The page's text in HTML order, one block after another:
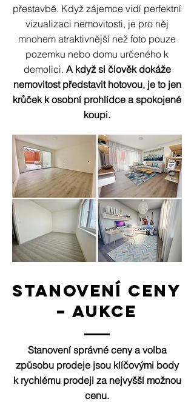
přestavbě. Když zájemce vidí perfektní
vizualizaci nemovitosti, je pro něj
mnohem atraktivnější než foto pouze
pozemku nebo domu určeného k
demolici. A když si člověk dokáže
nemovitost představit hotovou, je to jen
krůček k osobní prohlídce a spokojené
koupi.
STANOVENÍ CENY
– AUKCE
Stanovení správné ceny a volba
způsobu prodeje jsou klíčovými body
k rychlému prodeji za nejvyšší možnou
cenu.